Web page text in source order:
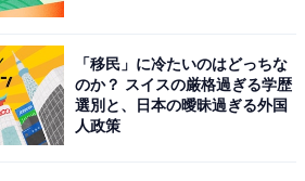
「移民」に冷たいのはどっちな
のか？ スイスの厳格過ぎる学歴
選別と、日本の曖昧過ぎる外国
人政策